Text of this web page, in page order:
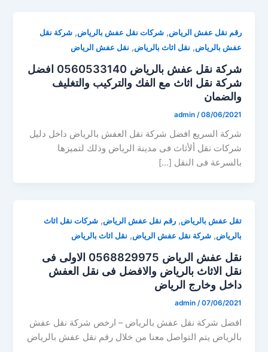
رقم نقل عفش الرياض,شركات نقل عفش بالرياض,شركة نقل
عفش بالرياض, نقل اثاث بالرياض, نقل عفش الرياض
شركة نقل عفش بالرياض 0560533140 افضل
شركة نقل اثاث مع الفك والتركيب والتغليف
والضمان
admin /08/06/2021
شركة السريع افضل شركة نقل العفش بالرياض داخل دليل
شركات نقل ألأثاث فى مدينة الرياض وذلك لتميزها
بالسرعة فى النقل […]
تقل عفش بالرياض,رقم نقل عفش الرياض,شركات نقل اثاث
بالرياض,شركة نقل عفش الرياض, نقل اثاث بالرياض
نقل عفش الرياض 0568829975 الاولى فى
نقل الاثاث بالرياض والافضل فى نقل العفش
داخل وخارج الرياض
admin /07/06/2021
افضل شركة نقل عفش بالرياض – ارخص شركة نقل عفش
بالرياض يتم التواصل معنا من خلال رقم نقل عفش بالرياض